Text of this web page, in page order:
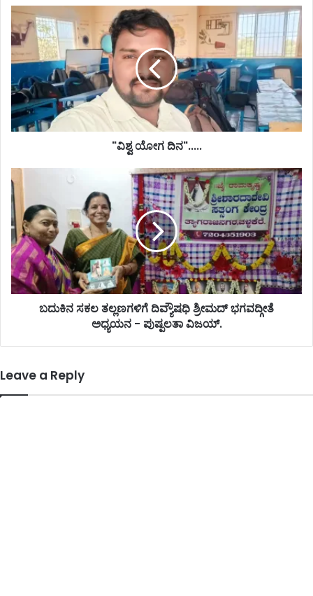
"ವಿಶ್ವ ಯೋಗ ದಿನ".....
ಬದುಕಿನ ಸಕಲ ತಲ್ಲಣಗಳಿಗೆ ದಿವ್ಯೌಷಧಿ ಶ್ರೀಮದ್ ಭಗವದ್ಗೀತೆ
ಅಧ್ಯಯನ - ಪುಷ್ಪಲತಾ ವಿಜಯ್.
Leave a Reply